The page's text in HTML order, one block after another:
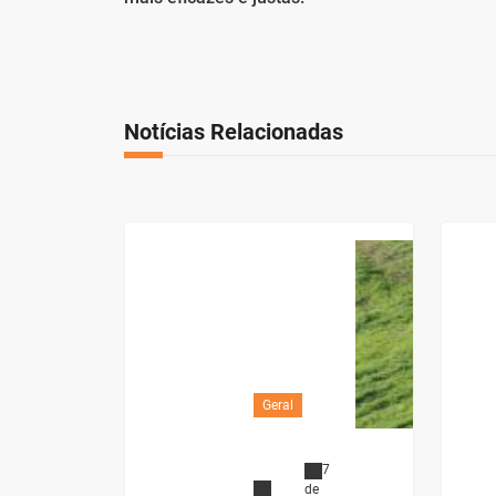
Notícias Relacionadas
Geral
7
de